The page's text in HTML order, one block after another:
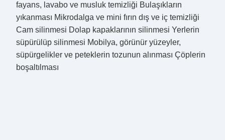
fayans, lavabo ve musluk temizliği Bulaşıkların
yıkanması Mikrodalga ve mini fırın dış ve iç temizliği
Cam silinmesi Dolap kapaklarının silinmesi Yerlerin
süpürülüp silinmesi Mobilya, görünür yüzeyler,
süpürgelikler ve peteklerin tozunun alınması Çöplerin
boşaltılması